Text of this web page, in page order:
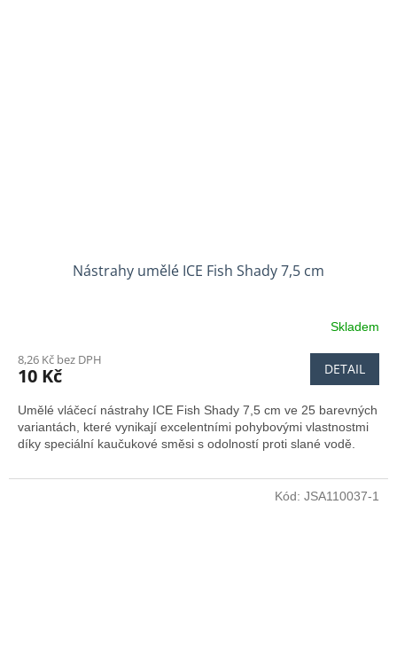
Nástrahy umělé ICE Fish Shady 7,5 cm
Skladem
8,26 Kč bez DPH
10 Kč DETAIL
Umělé vláčecí nástrahy ICE Fish Shady 7,5 cm ve 25 barevných
variantách, které vynikají excelentními pohybovými vlastnostmi
díky speciální kaučukové směsi s odolností proti slané vodě.
Kód: JSA110037-1